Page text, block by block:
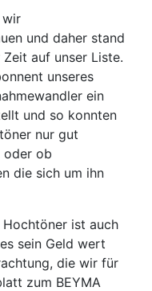
wir
und daher stand
auf unser Liste.
unseres
ein
und so konnten
nur gut
oder ob
die sich um ihn
Hochtöner ist auch
sein Geld wert
die wir für
zum BEYMA